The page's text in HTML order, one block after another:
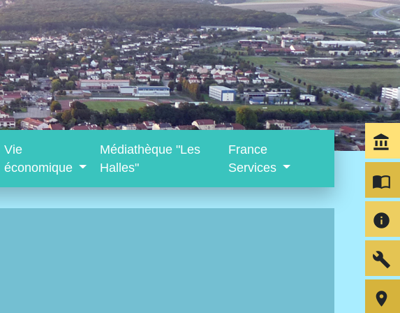
Vie
économique
Médiathèque "Les
Halles"
France
Services
account_balance
import_contacts
info
build
room